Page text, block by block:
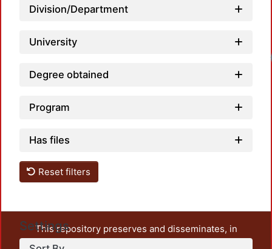
Division/Department
University
Degree obtained
Program
Has files
Reset filters
Settings
This repository preserves and disseminates, in
unrestricted open access, the teaching and research